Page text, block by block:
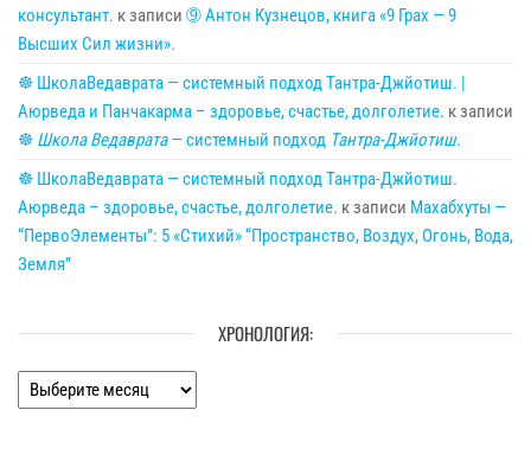
консультант. к записи ➈ Антон Кузнецов, книга «9 Грах — 9
Высших Сил жизни».
☸ ШколаВедаврата — системный подход Тантра-Джйотиш. |
Аюрведа и Панчакарма – здоровье, счастье, долголетие. к записи
☸ Школа Ведаврата— системный подход Тантра-Джйотиш.
☸ ШколаВедаврата — системный подход Тантра-Джйотиш.
Аюрведа – здоровье, счастье, долголетие. к записи Махабхуты —
“ПервоЭлементы”: 5 «Стихий» “Пространство, Воздух, Огонь, Вода,
Земля”
ХРОНОЛОГИЯ:
Хронология: